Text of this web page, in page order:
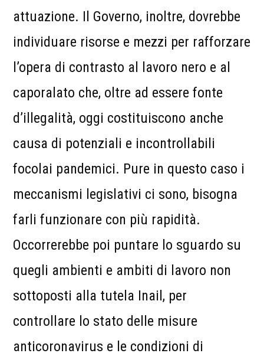
attuazione. Il Governo, inoltre, dovrebbe
individuare risorse e mezzi per rafforzare
l’opera di contrasto al lavoro nero e al
caporalato che, oltre ad essere fonte
d’illegalità, oggi costituiscono anche
causa di potenziali e incontrollabili
focolai pandemici. Pure in questo caso i
meccanismi legislativi ci sono, bisogna
farli funzionare con più rapidità.
Occorrerebbe poi puntare lo sguardo su
quegli ambienti e ambiti di lavoro non
sottoposti alla tutela Inail, per
controllare lo stato delle misure
anticoronavirus e le condizioni di